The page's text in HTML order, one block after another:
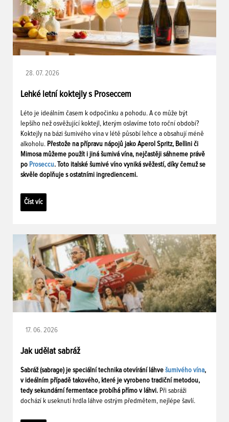
28. 07. 2026
Lehké letní koktejly s Proseccem
Léto je ideálním časem k odpočinku a pohodu. A co může být
lepšího než osvěžující koktejl, kterým oslavíme toto roční období?
Koktejly na bázi šumivého vína v létě působí lehce a obsahují méně
alkoholu. Přestože na přípravu nápojů jako Aperol Spritz, Bellini či
Mimosa můžeme použít i jiná šumivá vína, nejčastěji sáhneme právě
po Proseccu. Toto italské šumivé víno vyniká svěžestí, díky čemuž se
skvěle doplňuje s ostatními ingrediencemi.
Číst víc
17. 06. 2026
Jak udělat sabráž
Sabráž (sabrage) je speciální technika otevírání láhve šumivého vína,
v ideálním případě takového, které je vyrobeno tradiční metodou,
tedy sekundární fermentace probíhá přímo v láhvi. Při sabráži
dochází k useknutí hrdla láhve ostrým předmětem, nejlépe šavlí.